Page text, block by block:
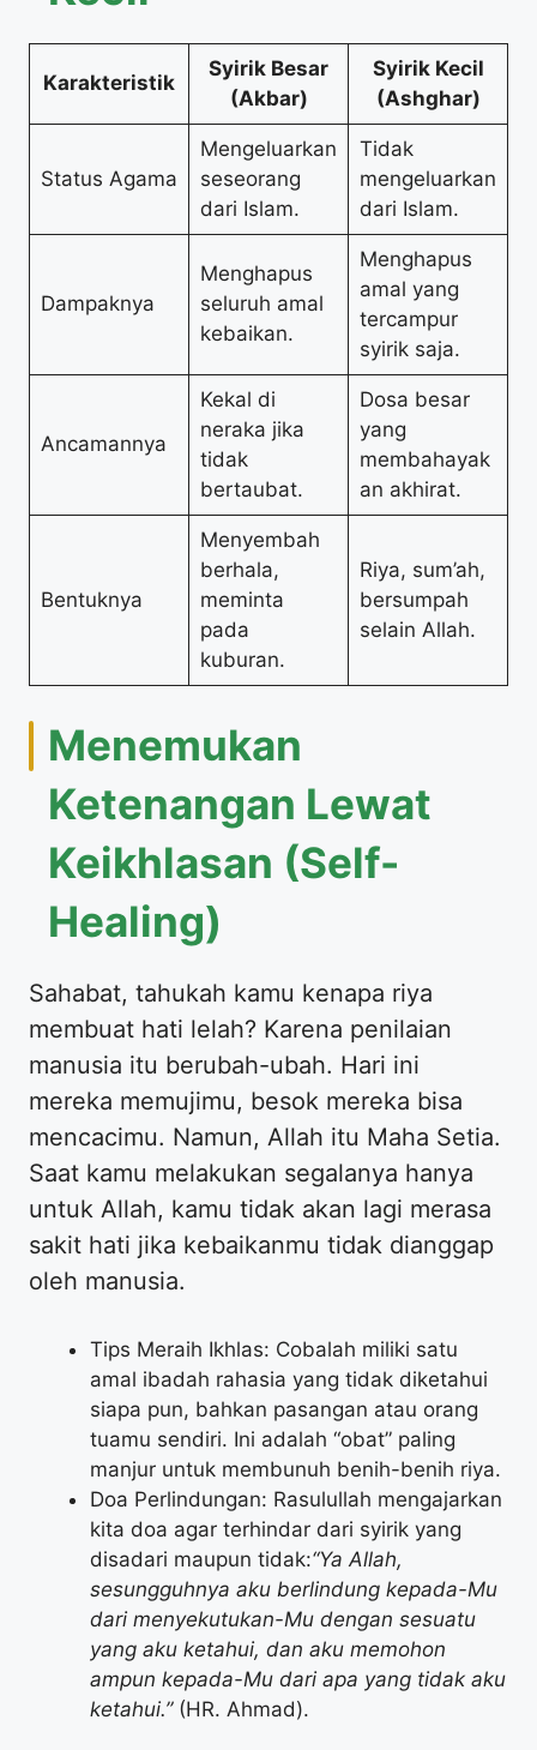
Karakteristik
Syirik Besar
(Akbar)
Syirik Kecil
(Ashghar)
Status Agama
Mengeluarkan
seseorang
dari Islam.
Tidak
mengeluarkan
dari Islam.
Dampaknya
Menghapus
seluruh amal
kebaikan.
Menghapus
amal yang
tercampur
syirik saja.
Ancamannya
Kekal di
neraka jika
tidak
bertaubat.
Dosa besar
yang
membahayak
an akhirat.
Bentuknya
Menyembah
berhala,
meminta
pada
kuburan.
Riya, sum’ah,
bersumpah
selain Allah.
Menemukan
Ketenangan Lewat
Keikhlasan (Self-
Healing)
Sahabat, tahukah kamu kenapa riya
membuat hati lelah? Karena penilaian
manusia itu berubah-ubah. Hari ini
mereka memujimu, besok mereka bisa
mencacimu. Namun, Allah itu Maha Setia.
Saat kamu melakukan segalanya hanya
untuk Allah, kamu tidak akan lagi merasa
sakit hati jika kebaikanmu tidak dianggap
oleh manusia.
Tips Meraih Ikhlas: Cobalah miliki satu
amal ibadah rahasia yang tidak diketahui
siapa pun, bahkan pasangan atau orang
tuamu sendiri. Ini adalah “obat” paling
manjur untuk membunuh benih-benih riya.
Doa Perlindungan: Rasulullah mengajarkan
kita doa agar terhindar dari syirik yang
disadari maupun tidak:“Ya Allah,
sesungguhnya aku berlindung kepada-Mu
dari menyekutukan-Mu dengan sesuatu
yang aku ketahui, dan aku memohon
ampun kepada-Mu dari apa yang tidak aku
ketahui.”(HR. Ahmad).